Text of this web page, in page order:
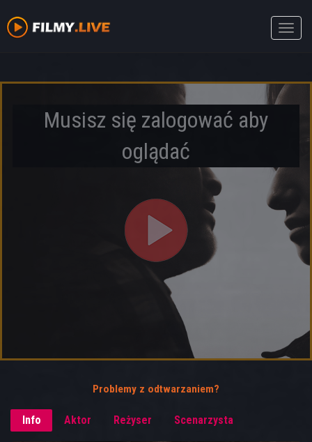
Toggle
Musisz się zalogować aby
oglądać
Problemy z odtwarzaniem?
Info Aktor Reżyser Scenarzysta